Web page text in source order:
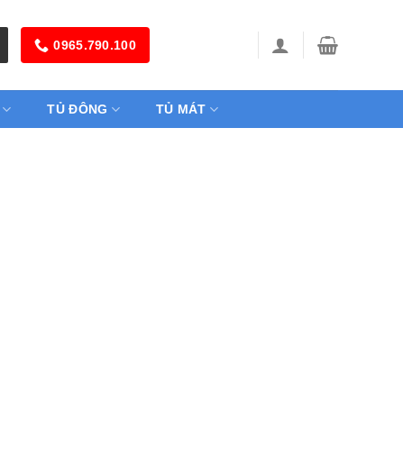
0965.790.100
TỦ ĐÔNG TỦ MÁT